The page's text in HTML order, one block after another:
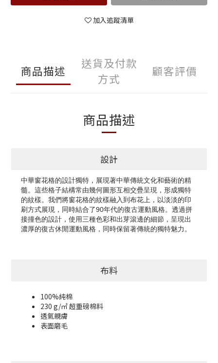
加入追蹤清單
商品描述
送貨及付款
方式
顧客評價
商品描述
設計
中華窗花格的設計獨特，展現著中華傳統文化和藝術的精
髓。這些格子結構常由幾何圖形互相交疊呈現，形成獨特
的紋樣。我們將窗花格的紋樣融入到布花上，以淡淡的印
刷方式展現，同時結合了90年代的復古運動風格。透過拼
接撞色的設計，使用三種色彩和出芽滾邊的細節，呈現出
濃厚的復古休閒運動風格，同時保留著傳統的獨特魅力。
布料
100%純棉
230 g/㎡ 超重磅棉料
透氣親膚
表面磨毛